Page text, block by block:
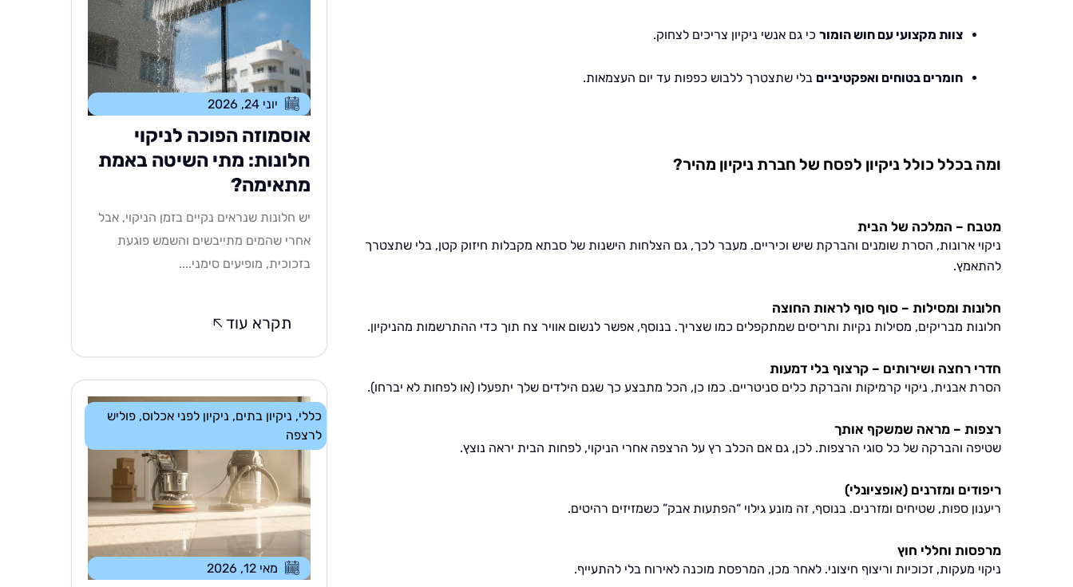
צוות מקצועי עם חוש הומור כי גם אנשי ניקיון צריכים לצחוק.
חומרים בטוחים ואפקטיביים בלי שתצטרך ללבוש כפפות עד יום העצמאות.
ומה בכלל כולל ניקיון לפסח של חברת ניקיון מהיר?
מטבח – המלכה של הבית
ניקוי ארונות, הסרת שומנים והברקת שיש וכיריים. מעבר לכך, גם הצלחות הישנות של סבתא מקבלות חיזוק קטן, בלי שתצטרך
להתאמץ.
חלונות ומסילות – סוף סוף לראות החוצה
חלונות מבריקים, מסילות נקיות ותריסים שמתקפלים כמו שצריך. בנוסף, אפשר לנשום אוויר צח תוך כדי ההתרשמות מהניקיון.
חדרי רחצה ושירותים – קרצוף בלי דמעות
הסרת אבנית, ניקוי קרמיקות והברקת כלים סניטריים. כמו כן, הכל מתבצע כך שגם הילדים שלך יתפעלו (או לפחות לא יברחו).
רצפות – מראה שמשקף אותך
שטיפה והברקה של כל סוגי הרצפות. לכן, גם אם הכלב רץ על הרצפה אחרי הניקוי, לפחות הבית יראה נוצץ.
ריפודים ומזרנים (אופציונלי)
ריענון ספות, שטיחים ומזרנים. בנוסף, זה מונע גילוי “הפתעות אבק” כשמזיזים רהיטים.
מרפסות וחללי חוץ
ניקוי מעקות, זכוכיות וריצוף חיצוני. לאחר מכן, המרפסת מוכנה לאירוח בלי להתעייף.
יוני 24, 2026
אוסמוזה הפוכה לניקוי
חלונות: מתי השיטה באמת
מתאימה?
יש חלונות שנראים נקיים בזמן הניקוי, אבל
אחרי שהמים מתייבשים והשמש פוגעת
בזכוכית, מופיעים סימני....
תקרא עוד
כללי, ניקיון בתים, ניקיון לפני אכלוס,פוליש
לרצפה
מאי 12, 2026